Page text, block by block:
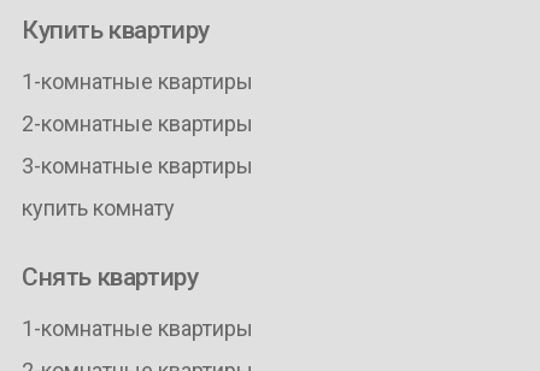
Купить квартиру
1-комнатные квартиры
2-комнатные квартиры
3-комнатные квартиры
купить комнату
Снять квартиру
1-комнатные квартиры